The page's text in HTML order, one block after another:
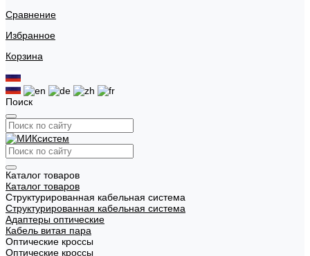
Сравнение
Избранное
Корзина
Поиск
Каталог товаров
Каталог товаров
Структурированная кабельная система
Структурированная кабельная система
Адаптеры оптические
Кабель витая пара
Оптические кроссы
Оптические кроссы